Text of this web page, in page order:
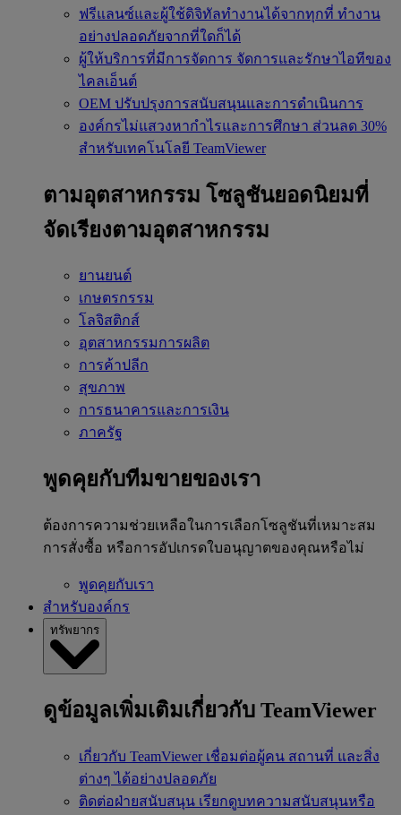
ฟรีแลนซ์และผู้ใช้ดิจิทัลทำงานได้จากทุกที่ ทำงาน
อย่างปลอดภัยจากที่ใดก็ได้
ผู้ให้บริการที่มีการจัดการ จัดการและรักษาไอทีของ
ไคลเอ็นต์
OEM ปรับปรุงการสนับสนุนและการดำเนินการ
องค์กรไม่แสวงหากำไรและการศึกษา ส่วนลด 30%
สำหรับเทคโนโลยี TeamViewer
ตามอุตสาหกรรม โซลูชันยอดนิยมที่
จัดเรียงตามอุตสาหกรรม
ยานยนต์
เกษตรกรรม
โลจิสติกส์
อุตสาหกรรมการผลิต
การค้าปลีก
สุขภาพ
การธนาคารและการเงิน
ภาครัฐ
พูดคุยกับทีมขายของเรา
ต้องการความช่วยเหลือในการเลือกโซลูชันที่เหมาะสม
การสั่งซื้อ หรือการอัปเกรดใบอนุญาตของคุณหรือไม่
พูดคุยกับเรา
สำหรับองค์กร
ทรัพยากร
ดูข้อมูลเพิ่มเติมเกี่ยวกับ TeamViewer
เกี่ยวกับ TeamViewer เชื่อมต่อผู้คน สถานที่ และสิ่ง
ต่างๆ ได้อย่างปลอดภัย
ติดต่อฝ่ายสนับสนุน เรียกดูบทความสนับสนุนหรือ